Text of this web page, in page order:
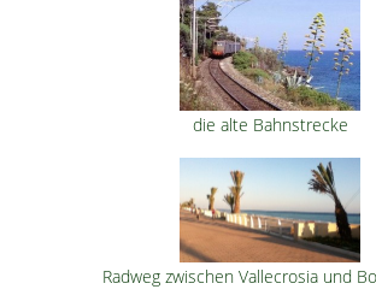
die alte Bahnstrecke
Radweg zwischen Vallecrosia und